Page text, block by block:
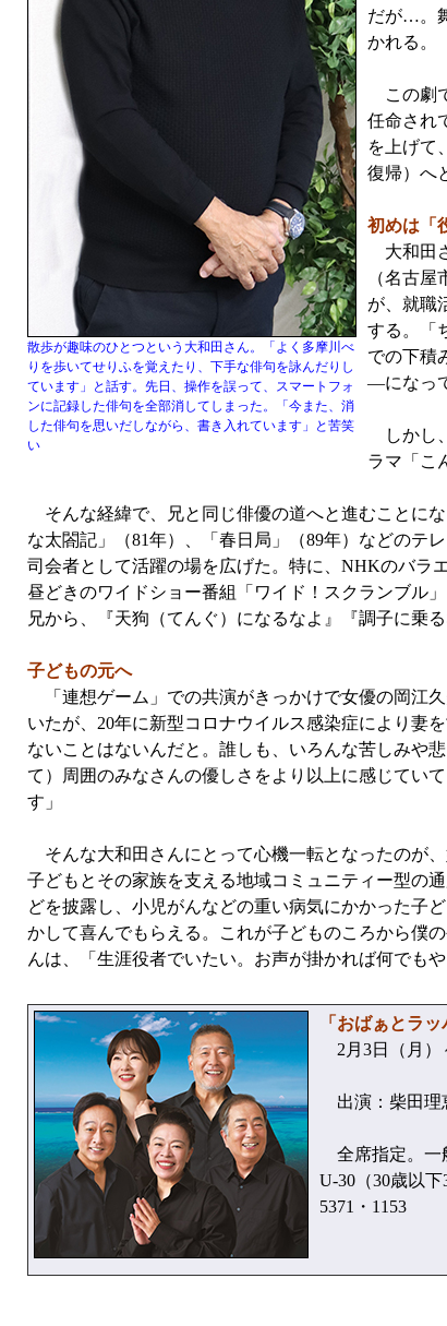
散歩が趣味のひとつという大和田さん。「よく多摩川べ
りを歩いてせりふを覚えたり、下手な俳句を詠んだりし
ています」と話す。先日、操作を誤って、スマートフォ
ンに記録した俳句を全部消してしまった。「今また、消
した俳句を思いだしながら、書き入れています」と苦笑
い
だが…。
かれる。
この劇
任命され
を上げて
復帰）へ
初めは「
大和田
（名古
が、就職
する。「
での下積
―になっ
しかし
ラマ「こ
そんな経緯で、兄と同じ俳優の道へと進むことに
な太閤記」（81年）、「春日局」（89年）などのテ
司会者として活躍の場を広げた。特に、NHKのバラ
昼どきのワイドショー番組「ワイド！スクランブル
兄から、『天狗（てんぐ）になるなよ』『調子に乗
子どもの元へ
「連想ゲーム」での共演がきっかけで女優の岡江
いたが、20年に新型コロナウイルス感染症により妻
ないことはないんだと。誰しも、いろんな苦しみや
て）周囲のみなさんの優しさをより以上に感じてい
す」
そんな大和田さんにとって心機一転となったのが
子どもとその家族を支える地域コミュニティー型の
どを披露し、小児がんなどの重い病気にかかった子
かして喜んでもらえる。これが子どものころから僕
んは、「生涯役者でいたい。お声が掛かれば何でも
「おばぁとラ
2月3日（月）
出演：柴田理
全席指定。一
U-30（30歳以
5371・1153